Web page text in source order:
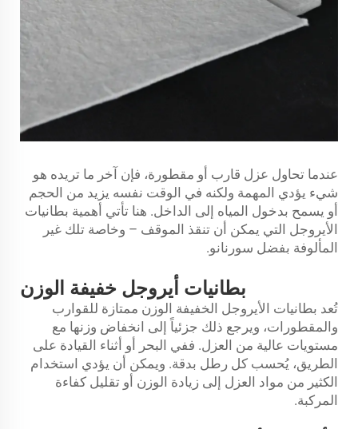
عندما تحاول عزل قارب أو مقطورة، فإن آخر ما تريده هو
شيء يؤدي المهمة ولكنه في الوقت نفسه يزيد من الحجم
أو يسمح بدخول المياه إلى الداخل. هنا تأتي أهمية بطانيات
الأيروجل التي يمكن أن تنقذ الموقف – وخاصة تلك غير
المألوفة بفضل سورنانو.
بطانيات أيروجل خفيفة الوزن
تُعد بطانيات الأيروجل الخفيفة الوزن ممتازة للقوارب
والمقطورات، ويرجع ذلك جزئياً إلى انخفاض وزنها مع
مستويات عالية من العزل. ففي البحر أو أثناء القيادة على
الطريق، يُحسب كل رطل بدقة. ويمكن أن يؤدي استخدام
الكثير من مواد العزل إلى زيادة الوزن أو تقليل كفاءة
المركبة.